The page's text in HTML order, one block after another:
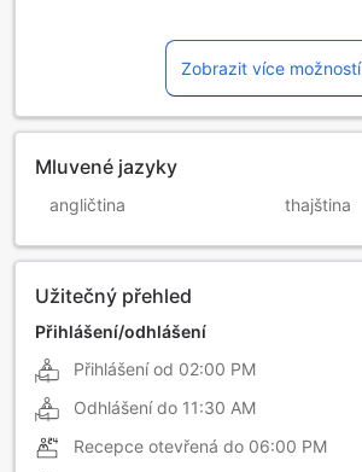
Zobrazit více možností
Mluvené jazyky
angličtina thajština
Užitečný přehled
Přihlášení/odhlášení
Přihlášení od 02:00 PM
Odhlášení do 11:30 AM
Recepce otevřená do 06:00 PM